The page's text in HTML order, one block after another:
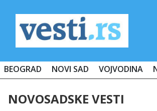
BEOGRAD NOVI SAD VOJVODINA
NOVOSADSKE VESTI